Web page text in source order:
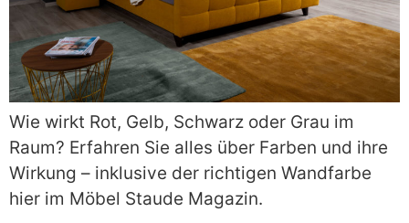
Wie wirkt Rot, Gelb, Schwarz oder Grau im
Raum? Erfahren Sie alles über Farben und ihre
Wirkung – inklusive der richtigen Wandfarbe
hier im Möbel Staude Magazin.